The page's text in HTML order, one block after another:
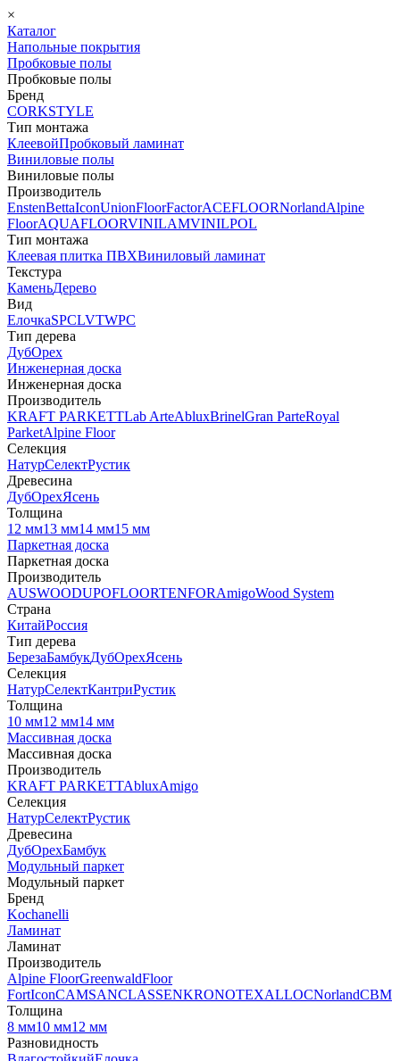
×
Каталог
Напольные покрытия
Пробковые полы
Пробковые полы
Бренд
CORKSTYLE
Тип монтажа
КлеевойПробковый ламинат
Виниловые полы
Виниловые полы
Производитель
EnstenBettaIconUnionFloorFactorACEFLOORNorlandAlpine
FloorAQUAFLOORVINILAMVINILPOL
Тип монтажа
Клеевая плитка ПВХВиниловый ламинат
Текстура
КаменьДерево
Вид
ЕлочкаSPCLVTWPC
Тип дерева
ДубОрех
Инженерная доска
Инженерная доска
Производитель
KRAFT PARKETTLab ArteAbluxBrinelGran ParteRoyal
ParketAlpine Floor
Селекция
НатурСелектРустик
Древесина
ДубОрехЯсень
Толщина
12 мм13 мм14 мм15 мм
Паркетная доска
Паркетная доска
Производитель
AUSWOODUPOFLOORTENFORAmigoWood System
Страна
КитайРоссия
Тип дерева
БерезаБамбукДубОрехЯсень
Селекция
НатурСелектКантриРустик
Толщина
10 мм12 мм14 мм
Массивная доска
Массивная доска
Производитель
KRAFT PARKETTAbluxAmigo
Селекция
НатурСелектРустик
Древесина
ДубОрехБамбук
Модульный паркет
Модульный паркет
Бренд
Kochanelli
Ламинат
Ламинат
Производитель
Alpine FloorGreenwaldFloor
FortIconCAMSANCLASSENKRONOTEXALLOCNorlandCBM
Толщина
8 мм10 мм12 мм
Разновидность